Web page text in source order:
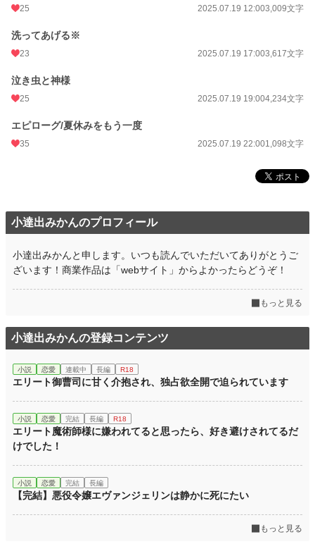
25 2025.07.19 12:003,009文字
洗ってあげる※
23 2025.07.19 17:003,617文字
泣き虫と神様
25 2025.07.19 19:004,234文字
エピローグ/夏休みをもう一度
35 2025.07.19 22:001,098文字
小達出みかんのプロフィール
小達出みかんと申します。いつも読んでいただいてありがとうご
ざいます！商業作品は「webサイト」からよかったらどうぞ！
もっと見る
小達出みかんの登録コンテンツ
小説 恋愛 連載中 長編 R18
エリート御曹司に甘く介抱され、独占欲全開で迫られています
小説 恋愛 完結 長編 R18
エリート魔術師様に嫌われてると思ったら、好き避けされてるだ
けでした！
小説 恋愛 完結 長編
【完結】悪役令嬢エヴァンジェリンは静かに死にたい
もっと見る